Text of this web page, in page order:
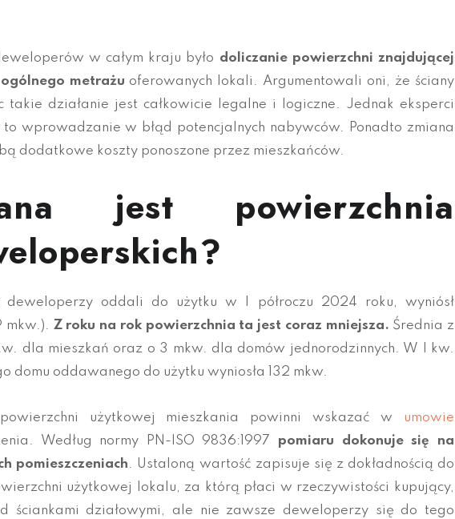
w całym kraju było doliczanie powierzchni znajdującej
metrażu oferowanych lokali. Argumentowali oni, że ściany
takie działanie jest całkowicie legalne i logiczne. Jednak eksperci
to wprowadzanie w błąd potencjalnych nabywców. Ponadto zmiana
dodatkowe koszty ponoszone przez mieszkańców.
jest powierzchnia
deweloperzy oddali do użytku w I półroczu 2024 roku, wyniósł
mkw.). Z roku na rok powierzchnia ta jest coraz mniejsza. Średnia z
dla mieszkań oraz o 3 mkw. dla domów jednorodzinnych. W I kw.
domu oddawanego do użytku wyniosła 132 mkw.
użytkowej mieszkania powinni wskazać w umowie
Według normy PN-ISO 9836:1997 pomiaru dokonuje się na
pomieszczeniach. Ustaloną wartość zapisuje się z dokładnością do
użytkowej lokalu, za którą płaci w rzeczywistości kupujący,
ściankami działowymi, ale nie zawsze deweloperzy się do tego